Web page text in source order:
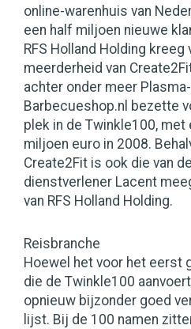
online-warenhuis van
een half miljoen nieuwe
RFS Holland Holding kreeg
meerderheid van
achter onder meer
Barbecueshop.nl bezette
plek in de Twinkle100, met
miljoen euro in 2008.
Create2Fit is ook die van
dienstverlener Lacent
van RFS Holland Holding.
Reisbranche
Hoewel het voor het eerst
die de Twinkle100
opnieuw bijzonder goed
lijst. Bij de 100 namen